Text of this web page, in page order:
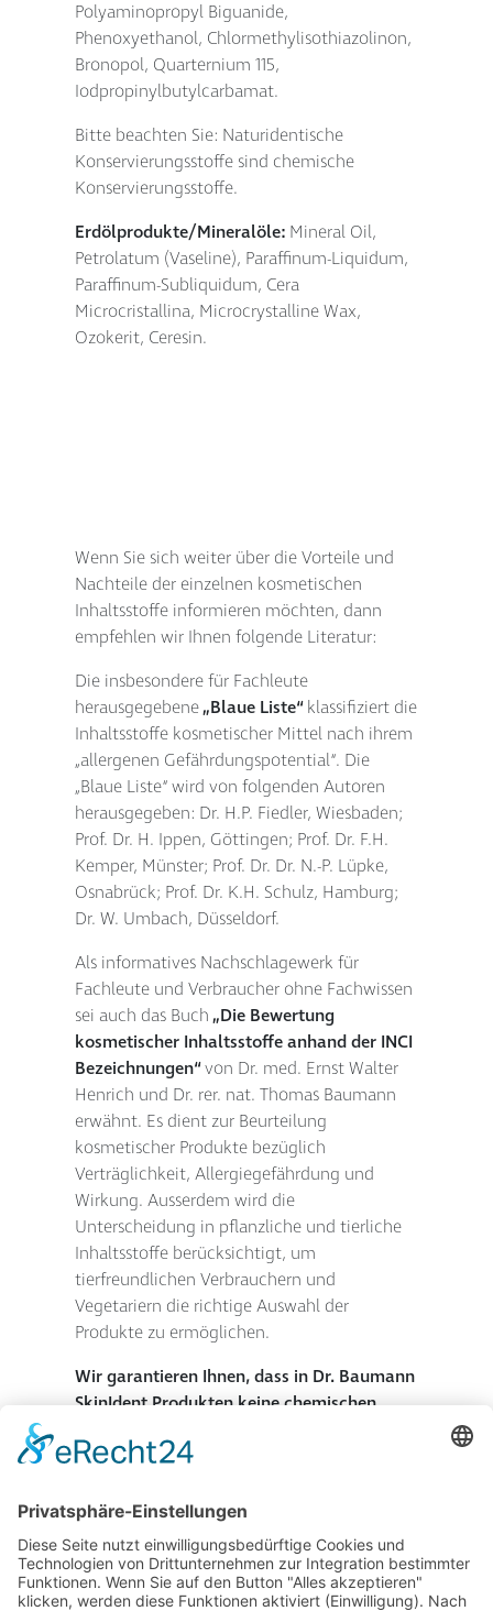
Polyaminopropyl Biguanide,
Phenoxyethanol, Chlormethylisothiazolinon,
Bronopol, Quarternium 115,
Iodpropinylbutylcarbamat.
Bitte beachten Sie: Naturidentische
Konservierungsstoffe sind chemische
Konservierungsstoffe.
Erdölprodukte/Mineralöle: Mineral Oil,
Petrolatum (Vaseline), Paraffinum-Liquidum,
Paraffinum-Subliquidum, Cera
Microcristallina, Microcrystalline Wax,
Ozokerit, Ceresin.
Wenn Sie sich weiter über die Vorteile und
Nachteile der einzelnen kosmetischen
Inhaltsstoffe informieren möchten, dann
empfehlen wir Ihnen folgende Literatur:
Die insbesondere für Fachleute
herausgegebene„Blaue Liste“klassifiziert die
Inhaltsstoffe kosmetischer Mittel nach ihrem
„allergenen Gefährdungspotential“. Die
„Blaue Liste“ wird von folgenden Autoren
herausgegeben: Dr. H.P. Fiedler, Wiesbaden;
Prof. Dr. H. Ippen, Göttingen; Prof. Dr. F.H.
Kemper, Münster; Prof. Dr. Dr. N.-P. Lüpke,
Osnabrück; Prof. Dr. K.H. Schulz, Hamburg;
Dr. W. Umbach, Düsseldorf.
Als informatives Nachschlagewerk für
Fachleute und Verbraucher ohne Fachwissen
sei auch das Buch„Die Bewertung
kosmetischer Inhaltsstoffe anhand der INCI
Bezeichnungen“von Dr. med. Ernst Walter
Henrich und Dr. rer. nat. Thomas Baumann
erwähnt. Es dient zur Beurteilung
kosmetischer Produkte bezüglich
Verträglichkeit, Allergiegefährdung und
Wirkung. Ausserdem wird die
Unterscheidung in pflanzliche und tierliche
Inhaltsstoffe berücksichtigt, um
tierfreundlichen Verbrauchern und
Vegetariern die richtige Auswahl der
Produkte zu ermöglichen.
Wir garantieren Ihnen, dass in Dr. Baumann
SkinIdent Produkten keine chemischen
und keine Mineralöle bzw. Paraffine aus